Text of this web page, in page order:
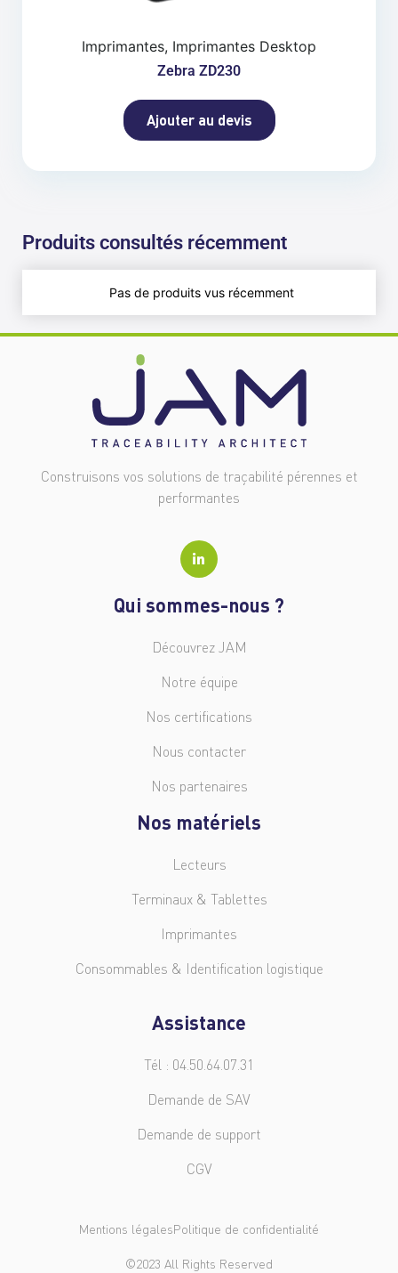
Imprimantes, Imprimantes Desktop
Zebra ZD230
Ajouter au devis
Produits consultés récemment
Pas de produits vus récemment
Construisons vos solutions de traçabilité pérennes et
performantes
Qui sommes-nous ?
Découvrez JAM
Notre équipe
Nos certifications
Nous contacter
Nos partenaires
Nos matériels
Lecteurs
Terminaux & Tablettes
Imprimantes
Consommables & Identification logistique
Assistance
Tél : 04.50.64.07.31
Demande de SAV
Demande de support
CGV
Mentions légalesPolitique de confidentialité
©2023 All Rights Reserved